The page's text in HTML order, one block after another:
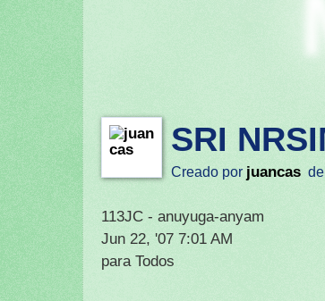
SRI
Creado por juancas
113JC - anuyuga-anyam
Jun 22, '07 7:01 AM
para Todos